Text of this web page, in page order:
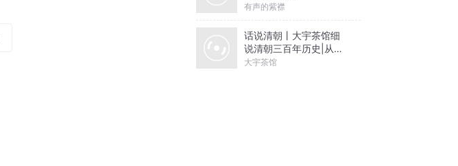
有声的紫襟
话说清朝丨大宇茶馆细
说清朝三百年历史|从努
尔哈赤到末代皇帝溥仪|
大宇茶馆